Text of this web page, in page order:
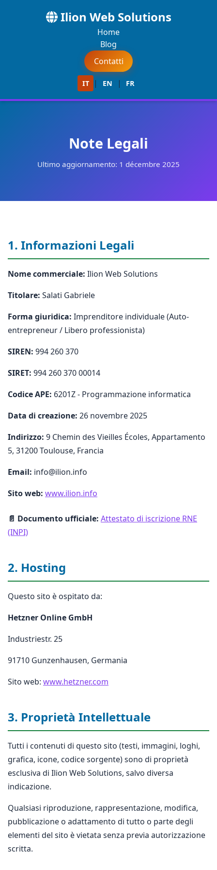
Ilion Web Solutions
Home
Blog
Contatti
IT | EN | FR
Note Legali
Ultimo aggiornamento: 1 décembre 2025
1. Informazioni Legali
Nome commerciale: Ilion Web Solutions
Titolare: Salati Gabriele
Forma giuridica: Imprenditore individuale (Auto-
entrepreneur / Libero professionista)
SIREN: 994 260 370
SIRET: 994 260 370 00014
Codice APE: 6201Z - Programmazione informatica
Data di creazione: 26 novembre 2025
Indirizzo: 9 Chemin des Vieilles Écoles, Appartamento
5, 31200 Toulouse, Francia
Email: info@ilion.info
Sito web: www.ilion.info
📄 Documento ufficiale: Attestato di iscrizione RNE
(INPI)
2. Hosting
Questo sito è ospitato da:
Hetzner Online GmbH
Industriestr. 25
91710 Gunzenhausen, Germania
Sito web: www.hetzner.com
3. Proprietà Intellettuale
Tutti i contenuti di questo sito (testi, immagini, loghi,
grafica, icone, codice sorgente) sono di proprietà
esclusiva di Ilion Web Solutions, salvo diversa
indicazione.
Qualsiasi riproduzione, rappresentazione, modifica,
pubblicazione o adattamento di tutto o parte degli
elementi del sito è vietata senza previa autorizzazione
scritta.